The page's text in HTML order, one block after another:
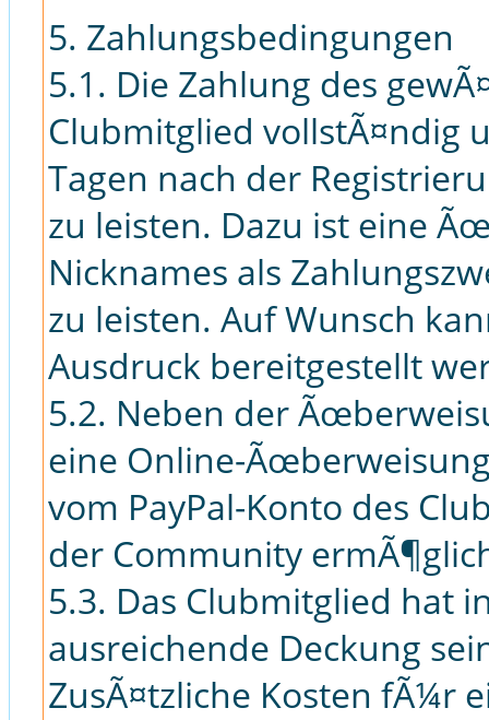
5. Zahlungsbedingungen
5.1. Die Zahlung des
Clubmitglied vollstÃ¤ndig
Tagen nach der
zu leisten. Dazu ist eine
Nicknames als
zu leisten. Auf Wunsch
Ausdruck bereitgestellt
5.2. Neben der
eine Online-
vom PayPal-Konto des
der Community
5.3. Das Clubmitglied hat
ausreichende Deckung
ZusÃ¤tzliche Kosten fÃ¼r